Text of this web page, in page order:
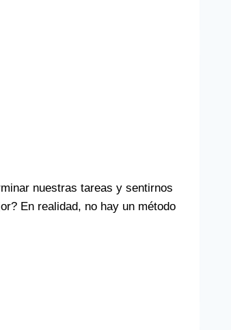
nuestras tareas y sentirnos
En realidad, no hay un método